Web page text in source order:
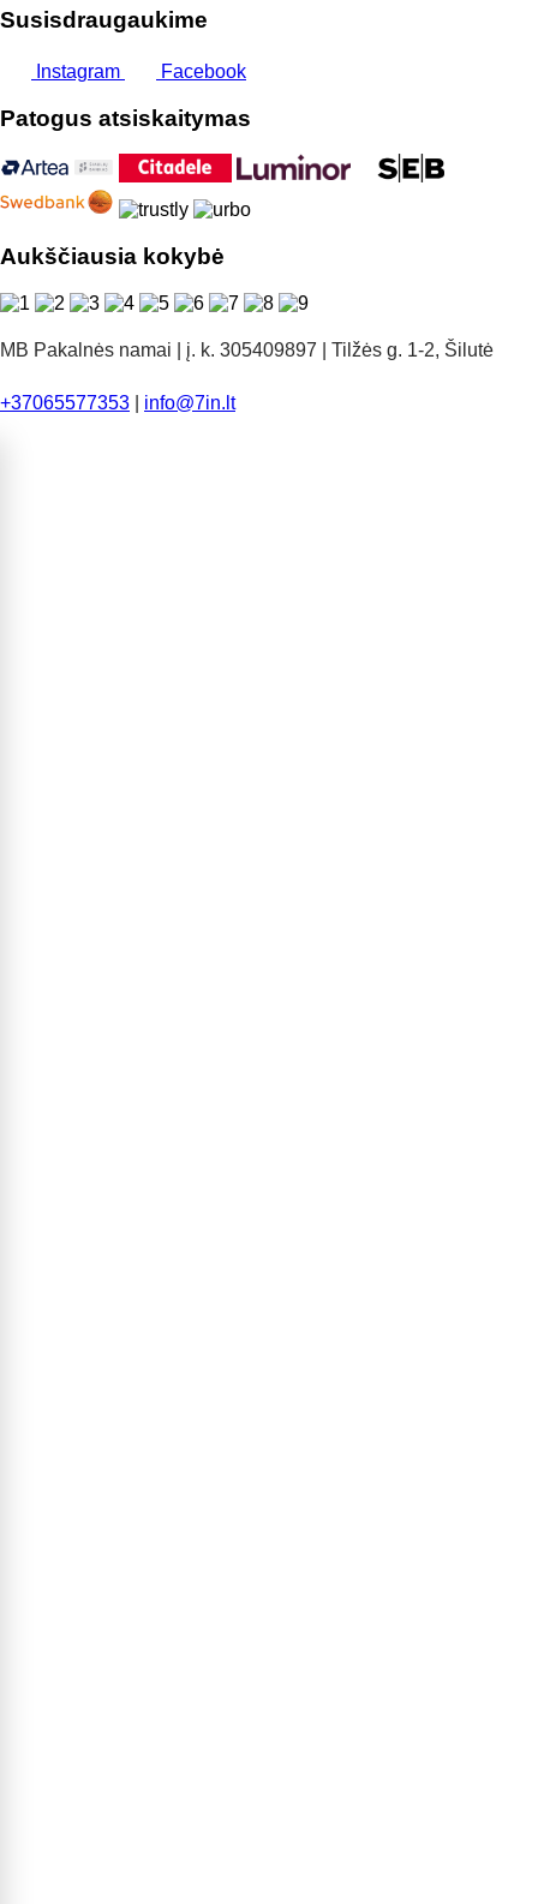
Susisdraugaukime
Instagram Facebook
Patogus atsiskaitymas
Aukščiausia kokybė
MB Pakalnės namai | į. k. 305409897 | Tilžės g. 1-2, Šilutė
+37065577353 info@7in.lt